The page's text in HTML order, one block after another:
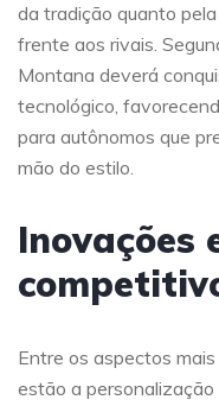
da tradição quanto
frente aos rivais.
Montana deverá
tecnológico,
para autônomos que
mão do estilo.
Inovações
Entre os aspectos
estão a